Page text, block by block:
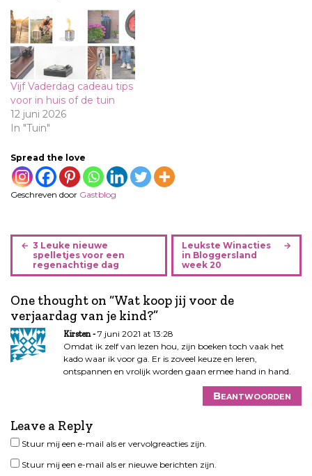
Vijf Vaderdag cadeau tips
voor in huis of de tuin
12 juni 2026
In "Tuin"
Spread the love
Geschreven door Gastblog
B
r
c
h
t
n
a
a
t
i
e
3 Leuke nieuwe
spelletjes voor een
regenachtige dag
Leukste Winacties
in Bloggersland
week 20
One thought on “Wat koop jij voor de
verjaardag van je kind?”
Kirsten
7 juni 2021 at 13:28
Omdat ik zelf van lezen hou, zijn boeken toch vaak het
kado waar ik voor ga. Er is zoveel keuze en leren,
ontspannen en vrolijk worden gaan ermee hand in hand.
Beantwoorden
Leave a Reply
Stuur mij een e-mail als er vervolgreacties zijn.
Stuur mij een e-mail als er nieuwe berichten zijn.